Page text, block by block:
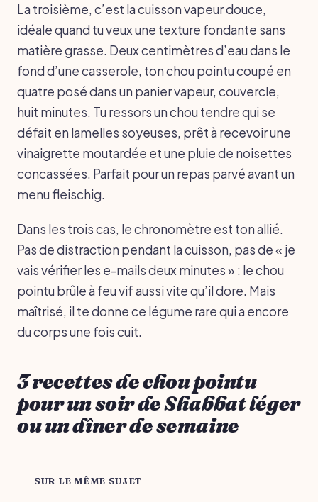
La troisième, c’est la cuisson vapeur douce,
idéale quand tu veux une texture fondante sans
matière grasse. Deux centimètres d’eau dans le
fond d’une casserole, ton chou pointu coupé en
quatre posé dans un panier vapeur, couvercle,
huit minutes. Tu ressors un chou tendre qui se
défait en lamelles soyeuses, prêt à recevoir une
vinaigrette moutardée et une pluie de noisettes
concassées. Parfait pour un repas parvé avant un
menu fleischig.
Dans les trois cas, le chronomètre est ton allié.
Pas de distraction pendant la cuisson, pas de « je
vais vérifier les e-mails deux minutes » : le chou
pointu brûle à feu vif aussi vite qu’il dore. Mais
maîtrisé, il te donne ce légume rare qui a encore
du corps une fois cuit.
3 recettes de chou pointu
pour un soir de Shabbat léger
ou un dîner de semaine
SUR LE MÊME SUJET